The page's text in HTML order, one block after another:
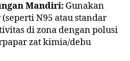
Mandiri: Gunakan
N95 atau standar
di zona dengan polusi
zat kimia/debu